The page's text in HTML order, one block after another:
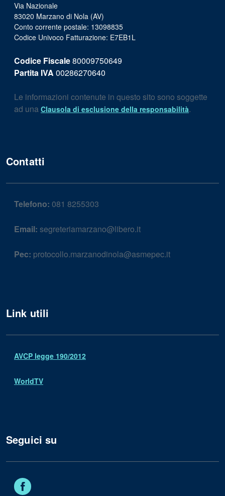
Via Nazionale
83020 Marzano di Nola (AV)
Conto corrente postale: 13098835
Codice Univoco Fatturazione: E7EB1L
Codice Fiscale80009750649
Partita IVA 00286270640
Le informazioni contenute in questo sito sono soggette
ad una Clausola di esclusione della responsabilità.
Contatti
Telefono: 081 8255303
Email: segreteriamarzano@libero.it
Pec: protocollo.marzanodinola@asmepec.it
Link utili
AVCP legge 190/2012
WorldTV
Seguici su